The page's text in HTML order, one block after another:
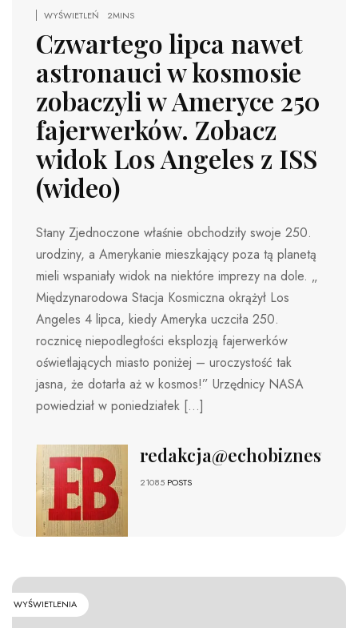
WYŚWIETLEŃ
2MINS
Czwartego lipca nawet
astronauci w kosmosie
zobaczyli w Ameryce 250
fajerwerków. Zobacz
widok Los Angeles z ISS
(wideo)
Stany Zjednoczone właśnie obchodziły swoje 250.
urodziny, a Amerykanie mieszkający poza tą planetą
mieli wspaniały widok na niektóre imprezy na dole. „
Międzynarodowa Stacja Kosmiczna okrążył Los
Angeles 4 lipca, kiedy Ameryka uczciła 250.
rocznicę niepodległości eksplozją fajerwerków
oświetlających miasto poniżej – uroczystość tak
jasna, że ​​dotarła aż w kosmos!” Urzędnicy NASA
powiedział w poniedziałek […]
redakcja@echobiznesu.pl
21085 POSTS
WYŚWIETLENIA